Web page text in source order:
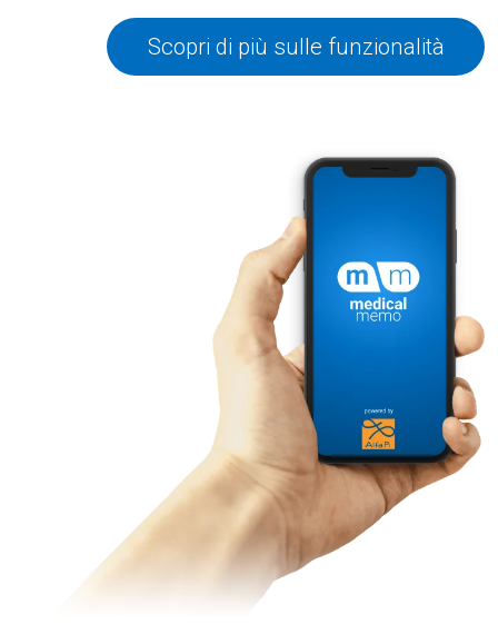
Scopri di più sulle funzionalità